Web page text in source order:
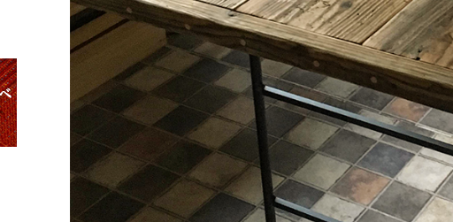
'世界でたった一枚'に出会う 暮らしのアートギャッベ展